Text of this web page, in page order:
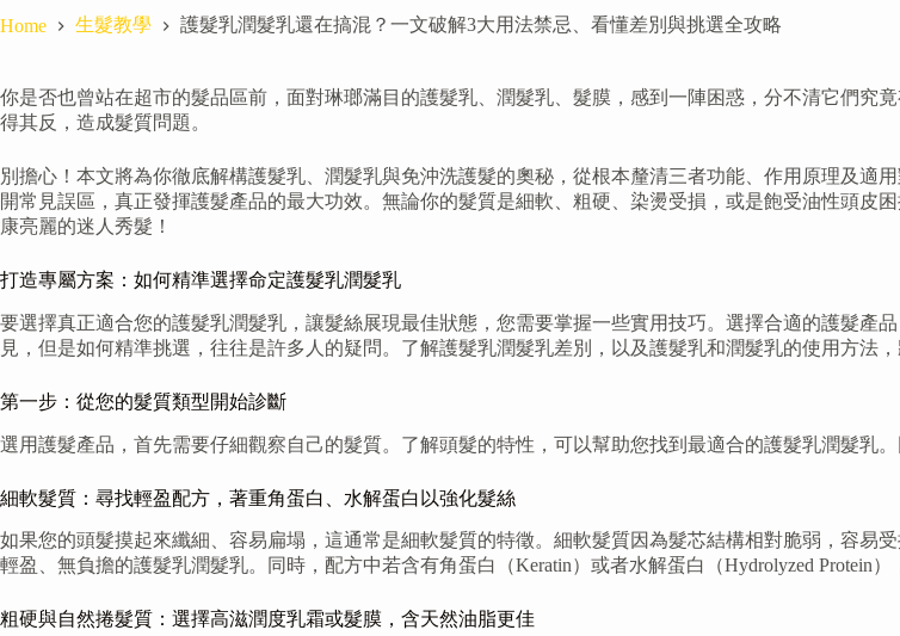
Home 生髮教學 護髮乳潤髮乳還在搞混？一文破解3大用法禁忌、看懂差別與挑選全攻略
你是否也曾站在超市的髮品區前，面對琳瑯滿目的護髮乳、潤髮乳、髮膜，感到一陣困惑，分不清它們究
得其反，造成髮質問題。
別擔心！本文將為你徹底解構護髮乳、潤髮乳與免沖洗護髮的奧秘，從根本釐清三者功能、作用原理及適
開常見誤區，真正發揮護髮產品的最大功效。無論你的髮質是細軟、粗硬、染燙受損，或是飽受油性頭皮
康亮麗的迷人秀髮！
打造專屬方案：如何精準選擇命定護髮乳潤髮乳
要選擇真正適合您的護髮乳潤髮乳，讓髮絲展現最佳狀態，您需要掌握一些實用技巧。選擇合適的護髮產
見，但是如何精準挑選，往往是許多人的疑問。了解護髮乳潤髮乳差別，以及護髮乳和潤髮乳的使用方法，
第一步：從您的髮質類型開始診斷
選用護髮產品，首先需要仔細觀察自己的髮質。了解頭髮的特性，可以幫助您找到最適合的護髮乳潤髮乳
細軟髮質：尋找輕盈配方，著重角蛋白、水解蛋白以強化髮絲
如果您的頭髮摸起來纖細、容易扁塌，這通常是細軟髮質的特徵。細軟髮質因為髮芯結構相對脆弱，容易
輕盈、無負擔的護髮乳潤髮乳。同時，配方中若含有角蛋白（Keratin）或者水解蛋白（Hydrolyzed Protein
粗硬與自然捲髮質：選擇高滋潤度乳霜或髮膜，含天然油脂更佳